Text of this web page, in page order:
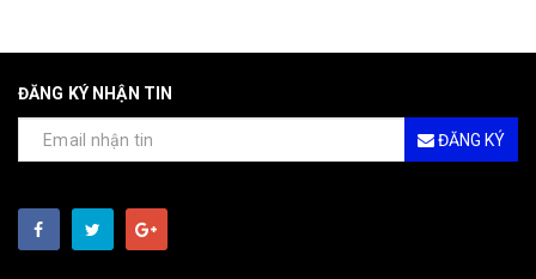
ĐĂNG KÝ NHẬN TIN
ĐĂNG KÝ